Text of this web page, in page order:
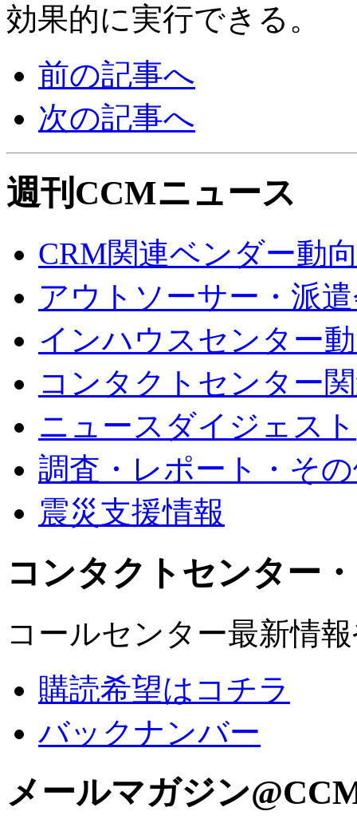
効果的に実行できる。
前の記事へ
次の記事へ
週刊CCMニュース
CRM関連ベンダー動
アウトソーサー・派
インハウスセンター
コンタクトセンター
ニュースダイジェスト
調査・レポート・そ
震災支援情報
コンタクトセンター
コールセンター最新情
購読希望はコチラ
バックナンバー
メールマガジン